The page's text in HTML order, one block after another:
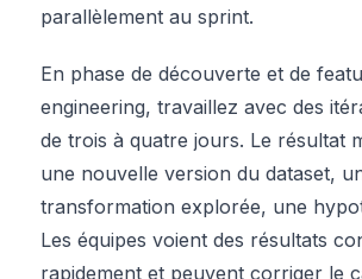
parallèlement au sprint.
En phase de découverte et de
engineering, travaillez avec des
de trois à quatre jours. Le résultat
une nouvelle version du dataset,
transformation explorée, une
Les équipes voient des résultats
rapidement et peuvent corriger le